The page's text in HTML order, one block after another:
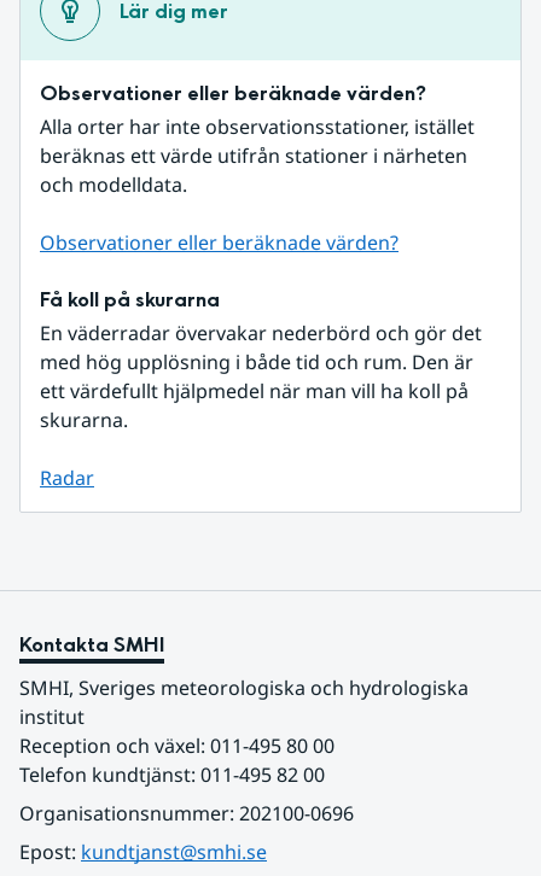
Lär dig mer
Observationer eller beräknade värden?
Alla orter har inte observationsstationer, istället
beräknas ett värde utifrån stationer i närheten
och modelldata.
Observationer eller beräknade värden?
Få koll på skurarna
En väderradar övervakar nederbörd och gör det
med hög upplösning i både tid och rum. Den är
ett värdefullt hjälpmedel när man vill ha koll på
skurarna.
Radar
Kontakta SMHI
SMHI, Sveriges meteorologiska och hydrologiska
institut
Reception och växel: 011-495 80 00
Telefon kundtjänst: 011-495 82 00
Organisationsnummer: 202100-0696
Epost: kundtjanst@smhi.se